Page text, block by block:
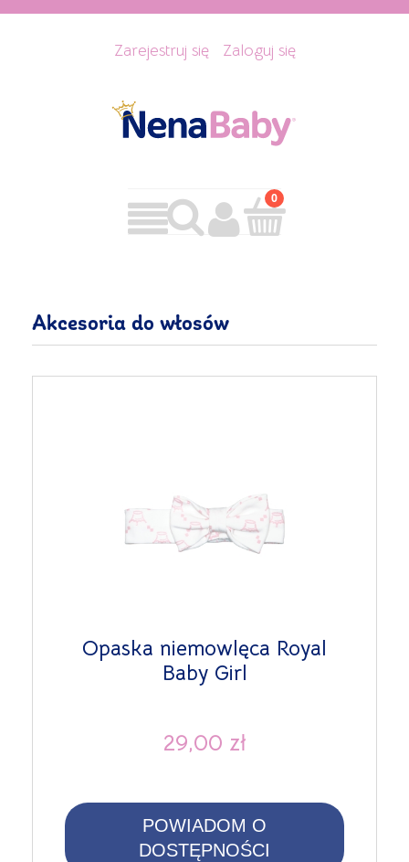
Zarejestruj się Zaloguj się
Akcesoria do włosów
Opaska niemowlęca Royal
Baby Girl
29,00 zł
POWIADOM O
DOSTĘPNOŚCI